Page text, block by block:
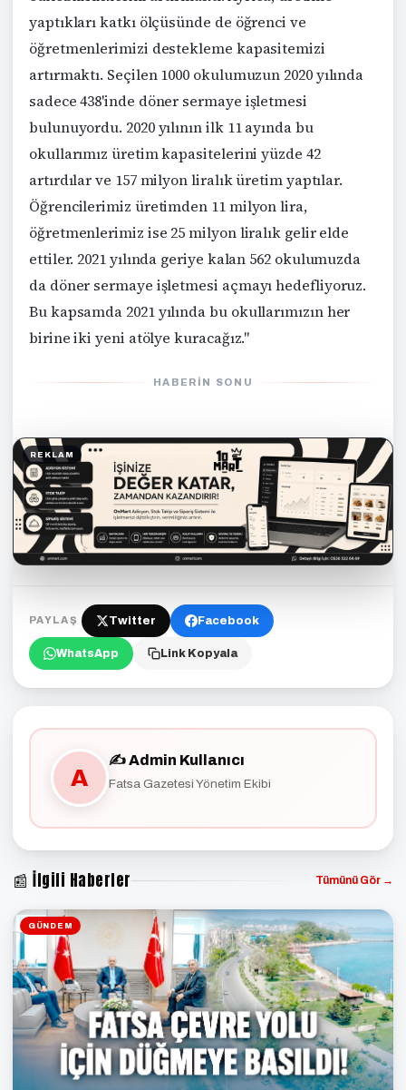
yaptıkları katkı ölçüsünde de öğrenci ve
öğretmenlerimizi destekleme kapasitemizi
artırmaktı. Seçilen 1000 okulumuzun 2020 yılında
sadece 438'inde döner sermaye işletmesi
bulunuyordu. 2020 yılının ilk 11 ayında bu
okullarımız üretim kapasitelerini yüzde 42
artırdılar ve 157 milyon liralık üretim yaptılar.
Öğrencilerimiz üretimden 11 milyon lira,
öğretmenlerimiz ise 25 milyon liralık gelir elde
ettiler. 2021 yılında geriye kalan 562 okulumuzda
da döner sermaye işletmesi açmayı hedefliyoruz.
Bu kapsamda 2021 yılında bu okullarımızın her
birine iki yeni atölye kuracağız."
HABERIN SONU
REKLAM
PAYLAŞ Twitter Facebook
WhatsApp Link Kopyala
A
✍️ Admin Kullanıcı
Fatsa Gazetesi Yönetim Ekibi
📰 İlgili Haberler Tümünü Gör →
GÜNDEM